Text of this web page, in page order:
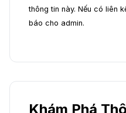
thông tin này. Nếu có liên
báo cho admin.
Khám Phá